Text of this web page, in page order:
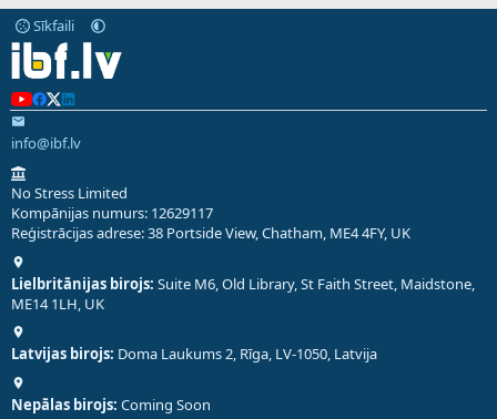
Sīkfaili
info@ibf.lv
No Stress Limited
Kompānijas numurs: 12629117
Reģistrācijas adrese: 38 Portside View, Chatham, ME4 4FY, UK
Lielbritānijas birojs: Suite M6, Old Library, St Faith Street, Maidstone,
ME14 1LH, UK
Latvijas birojs: Doma Laukums 2, Rīga, LV-1050, Latvija
Nepālas birojs: Coming Soon